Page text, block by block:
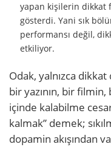
yapan kişilerin dikkat
gösterdi. Yani sık
performansı değil,
etkiliyor.
Odak, yalnızca
bir yazının, bir
içinde kalabilme
kalmak” demek;
dopamin akışından